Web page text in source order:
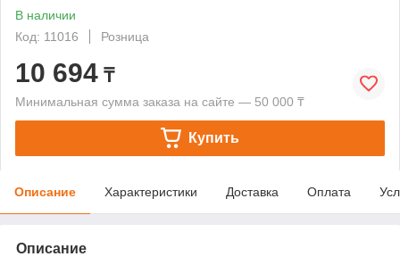
В наличии
Код: 11016
Розница
10 694 ₸
Минимальная сумма заказа на сайте — 50 000 ₸
Купить
Описание Характеристики Доставка Оплата
Описание